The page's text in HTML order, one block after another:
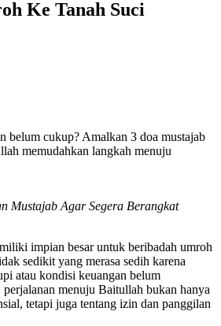
Ke Tanah Suci
belum cukup? Amalkan 3 doa mustajab
memudahkan langkah menuju
Mustajab Agar Segera Berangkat
impian besar untuk beribadah umroh
sedikit yang merasa sedih karena
atau kondisi keuangan belum
menuju Baitullah bukan hanya
tetapi juga tentang izin dan panggilan